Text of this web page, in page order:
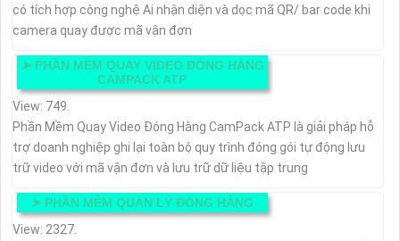
có tích hợp công nghệ Ai nhận diện và dọc mã QR/ bar code khi
camera quay được mã vận đơn
➤ PHẦN MỀM QUAY VIDEO ĐÓNG HÀNG
CAMPACK ATP
View: 749.
Phần Mềm Quay Video Đóng Hàng CamPack ATP là giải pháp hỗ
trợ doanh nghiệp ghi lại toàn bộ quy trình đóng gói tự động lưu
trữ video với mã vận đơn và lưu trữ dữ liệu tập trung
➤ PHẦN MỀM QUẢN LÝ ĐÓNG HÀNG
View: 2327.